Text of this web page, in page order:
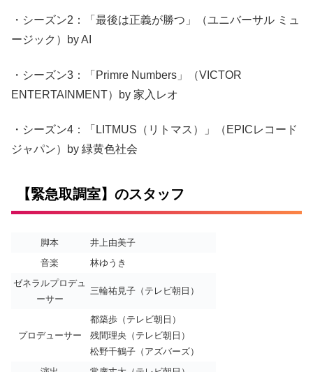
・シーズン2：「最後は正義が勝つ」（ユニバーサル ミュ
ージック）by AI
・シーズン3：「Primre Numbers」（VICTOR
ENTERTAINMENT）by 家入レオ
・シーズン4：「LITMUS（リトマス）」（EPICレコード
ジャパン）by 緑黄色社会
【緊急取調室】のスタッフ
脚本
井上由美子
音楽
林ゆうき
ゼネラルプロデュ
ーサー
三輪祐見子（テレビ朝日）
プロデューサー
都築歩（テレビ朝日）
残間理央（テレビ朝日）
松野千鶴子（アズバーズ）